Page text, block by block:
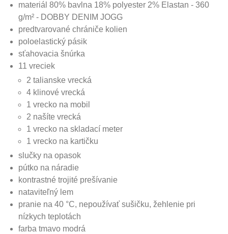
materiál 80% bavlna 18% polyester 2% Elastan - 360
g/m² - DOBBY DENIM JOGG
predtvarované chrániče kolien
poloelastický pásik
sťahovacia šnúrka
11 vreciek
2 talianske vrecká
4 klinové vrecká
1 vrecko na mobil
2 našíte vrecká
1 vrecko na skladací meter
1 vrecko na kartičku
slučky na opasok
pútko na náradie
kontrastné trojité prešívanie
nataviteľný lem
pranie na 40 °C, nepoužívať sušičku, žehlenie pri
nízkych teplotách
farba tmavo modrá